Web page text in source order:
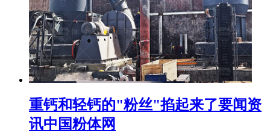
重钙和轻钙的"粉丝"掐起来了要闻资
讯中国粉体网